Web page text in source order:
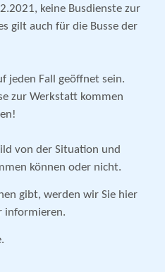
keine Busdienste zur
gilt auch für die Busse der
jeden Fall geöffnet sein.
zur Werkstatt kommen
von der Situation und
können oder nicht.
gibt, werden wir Sie hier
informieren.